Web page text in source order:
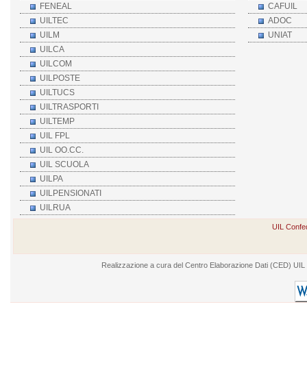
FENEAL
UILTEC
UILM
UILCA
UILCOM
UILPOSTE
UILTUCS
UILTRASPORTI
UILTEMP
UIL FPL
UIL OO.CC.
UIL SCUOLA
UILPA
UILPENSIONATI
UILRUA
CAFUIL
ADOC
UNIAT
UIL
Realizzazione a cura del Centro Elaborazione Dati (CED)